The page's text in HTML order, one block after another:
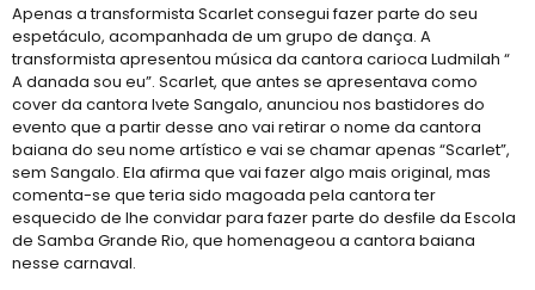
Apenas a transformista Scarlet consegui fazer parte do seu
espetáculo, acompanhada de um grupo de dança. A
transformista apresentou música da cantora carioca Ludmilah “
A danada sou eu”. Scarlet, que antes se apresentava como
cover da cantora Ivete Sangalo, anunciou nos bastidores do
evento que a partir desse ano vai retirar o nome da cantora
baiana do seu nome artístico e vai se chamar apenas “Scarlet”,
sem Sangalo. Ela afirma que vai fazer algo mais original, mas
comenta-se que teria sido magoada pela cantora ter
esquecido de lhe convidar para fazer parte do desfile da Escola
de Samba Grande Rio, que homenageou a cantora baiana
nesse carnaval.